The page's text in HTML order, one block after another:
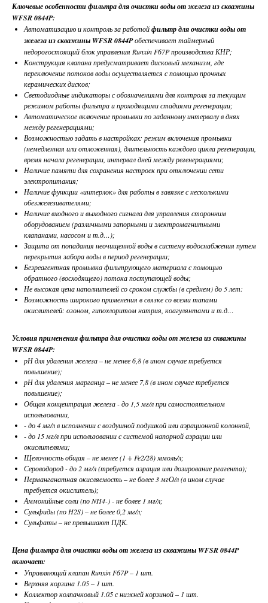
Ключевые особенности фильтра для очистки воды от железа из скважины
WFSR 0844P:
Автоматизацию и контроль за работойфильтр для очистки воды от
железа из скважины WFSR 0844Pобеспечивает таймерный
недорогостоящий блок управления Runxin F67P производства КНР;
Конструкция клапана предусматривает дисковый механизм, где
переключение потоков воды осуществляется с помощью прочных
керамических дисков;
Светодиодные индикаторы с обозначениями для контроля за текущим
режимом работы фильтра и проходящими стадиями регенерации;
Автоматическое включение промывки по заданному интервалу в днях
между регенерациями;
Возможностью задать в настройках: режим включения промывки
(немедленная или отложенная), длительность каждого цикла регенерации,
время начала регенерации, интервал дней между регенерациями;
Наличие памяти для сохранения настроек при отключении сети
электропитания;
Наличие функции «интерлок» для работы в завязке с несколькими
обезжелезивателями;
Наличие входного и выходного сигнала для управления сторонним
оборудованием (различными запорными и электромагнитными
клапанами, насосом и т.д…);
Защита от попадания неочищенной воды в систему водоснабжения путем
перекрытия забора воды в период регенерации;
Безреагентная промывка фильтрующего материала с помощью
обратного (восходящего) потока поступающей воды;
Не высокая цена наполнителей со сроком службы (в среднем) до 5 лет:
Возможность широкого применения в связке со всеми тапами
окислителей: озоном, гипохлоритом натрия, коагулянтами и т.д…
Условия применения фильтра для очистки воды от железа из скважины
WFSR 0844P:
рН для удаления железа – не менее 6,8 (в ином случае требуется
повышение);
рН для удаления марганца – не менее 7,8 (в ином случае требуется
повышение);
Общая концентрация железа - до 1,5 мг/л при самостоятельном
использовании,
- до 4 мг/л в исполнении с воздушной подушкой или аэрационной колонной,
- до 15 мг/л при использовании с системой напорной аэрации или
окислителями;
Щелочность общая – не менее (1 + Fe2/28) ммоль/л;
Сероводород - до 2 мг/л (требуется аэрация или дозирование реагента);
Перманганатная окисляемость – не более 3 мгО/л (в ином случае
требуется окислитель);
Аммонийные соли (по NH4-) - не более 1 мг/л;
Сульфиды (по H2S) – не более 0,2 мг/л;
Сульфаты – не превышают ПДК.
Цена фильтра для очистки воды от железа из скважины WFSR 0844P
включает:
Управляющий клапан Runxin F67P – 1 шт.
Верхняя корзина 1.05 – 1 шт.
Коллектор колпачковый 1.05 с нижней корзиной – 1 шт.